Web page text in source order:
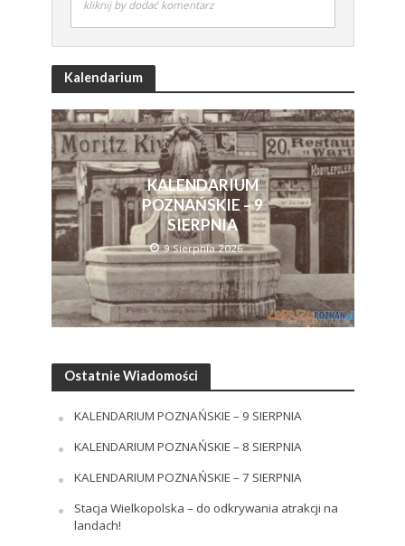
kliknij by dodać komentarz
Kalendarium
KALENDARIUM
POZNAŃSKIE – 9
SIERPNIA
9 Sierpnia 2026
Ostatnie Wiadomości
KALENDARIUM POZNAŃSKIE – 9 SIERPNIA
KALENDARIUM POZNAŃSKIE – 8 SIERPNIA
KALENDARIUM POZNAŃSKIE – 7 SIERPNIA
Stacja Wielkopolska – do odkrywania atrakcji na
landach!